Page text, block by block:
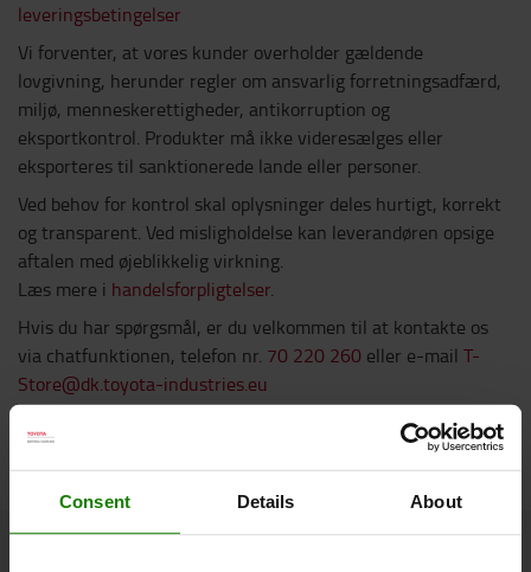
Consent Details About
leveringsbetingelser
Vi forventer, at vores kunder overholder gældende
lovgivning, herunder regler om ansvarlig forretningsadfærd,
miljø, menneskerettigheder, antikorruption og
eksportkontrol. Produkter må ikke videresælges eller
eksporteres til sanktionerede lande eller personer.
Ved behov for kontrol skal oplysninger deles hurtigt, korrekt
og transparent. Ved misligholdelse kan leverandøren opsige
aftalen med øjeblikkelig virkning.
Læs mere i handelsforpligtelser.
Hvis du har spørgsmål, er du velkommen til at kontakte os
via chatfunktionen, telefon nr. 70 220 260 eller e-mail T-
Store@dk.toyota-industries.eu
findes de her